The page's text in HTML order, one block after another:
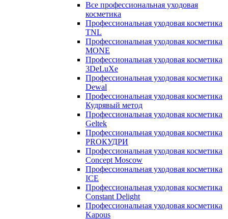
Все профессиональная уходовая
косметика
Профессиональная уходовая косметика
TNL
Профессиональная уходовая косметика
MONE
Профессиональная уходовая косметика
3DeLuXe
Профессиональная уходовая косметика
Dewal
Профессиональная уходовая косметика
Кудрявый метод
Профессиональная уходовая косметика
Geltek
Профессиональная уходовая косметика
PROКУДРИ
Профессиональная уходовая косметика
Concept Moscow
Профессиональная уходовая косметика
ICE
Профессиональная уходовая косметика
Constant Delight
Профессиональная уходовая косметика
Kapous